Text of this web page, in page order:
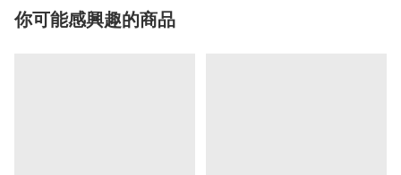
你可能感興趣的商品